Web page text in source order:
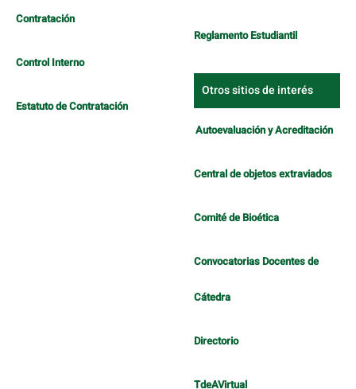
Contratación
Control Interno
Estatuto de Contratación
Reglamento Estudiantil
Otros sitios de interés
Autoevaluación y Acreditación
Central de objetos extraviados
Comité de Bioética
Convocatorias Docentes de
Cátedra
Directorio
TdeAVirtual